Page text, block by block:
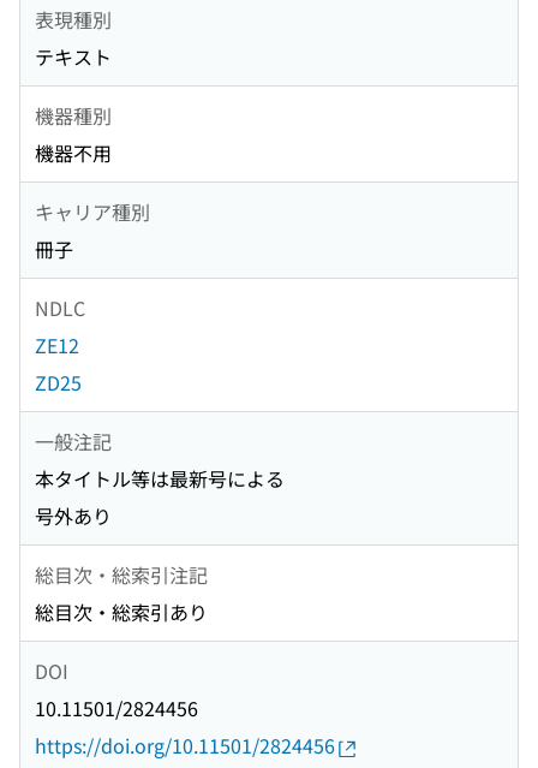
表現種別
テキスト
機器種別
機器不用
キャリア種別
冊子
NDLC
ZE12
ZD25
一般注記
本タイトル等は最新号による
号外あり
総目次・総索引注記
総目次・総索引あり
DOI
10.11501/2824456
https://doi.org/10.11501/2824456